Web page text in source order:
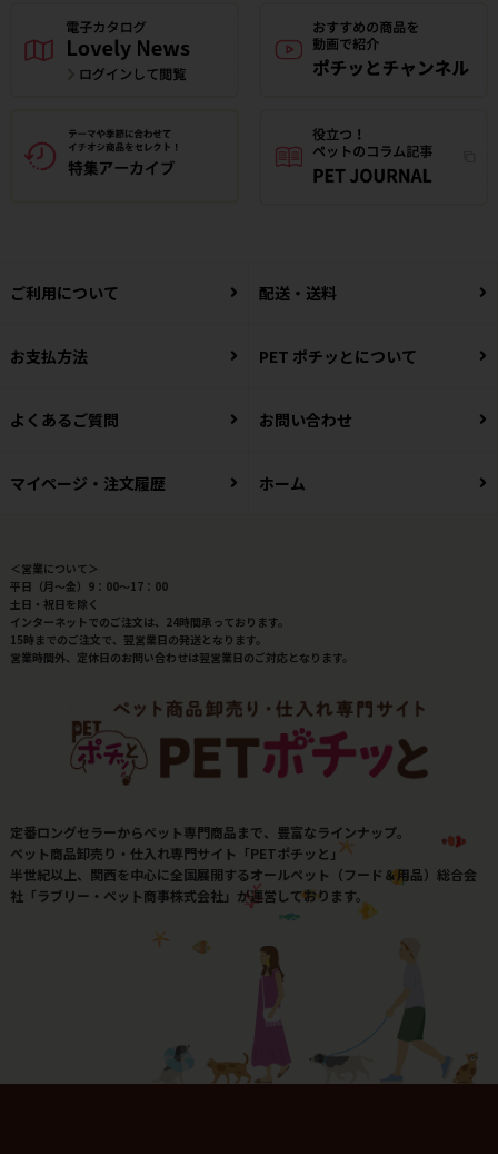
ご利用について 配送・送料
お支払方法 PET ポチッとについて
よくあるご質問 お問い合わせ
マイページ・注文履歴 ホーム
＜営業について＞
平日（月～金）9：00～17：00
土日・祝日を除く
インターネットでのご注文は、24時間承っております。
15時までのご注文で、翌営業日の発送となります。
営業時間外、定休日のお問い合わせは翌営業日のご対応となります。
定番ロングセラーからペット専門商品まで、豊富なラインナップ。
ペット商品卸売り・仕入れ専門サイト「PETポチッと」
半世紀以上、関西を中心に全国展開するオールペット（フード＆用品）総合会
社「ラブリー・ペット商事株式会社」が運営しております。